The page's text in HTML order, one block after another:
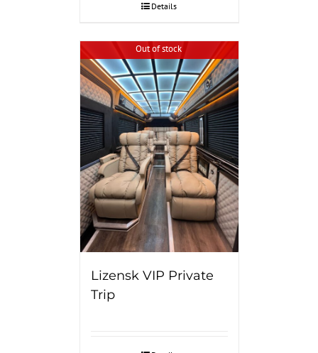
Details
Out of stock
Lizensk VIP Private
Trip